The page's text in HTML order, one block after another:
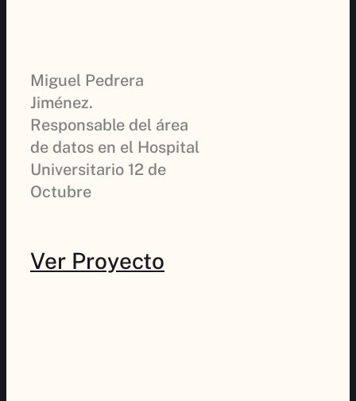
Miguel Pedrera
Jiménez.
Responsable del área
de datos en el Hospital
Universitario 12 de
Octubre
Ver Proyecto